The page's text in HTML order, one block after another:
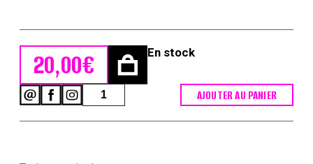
20,00€ En stock
quantité
de
AJOUTER AU PANIER